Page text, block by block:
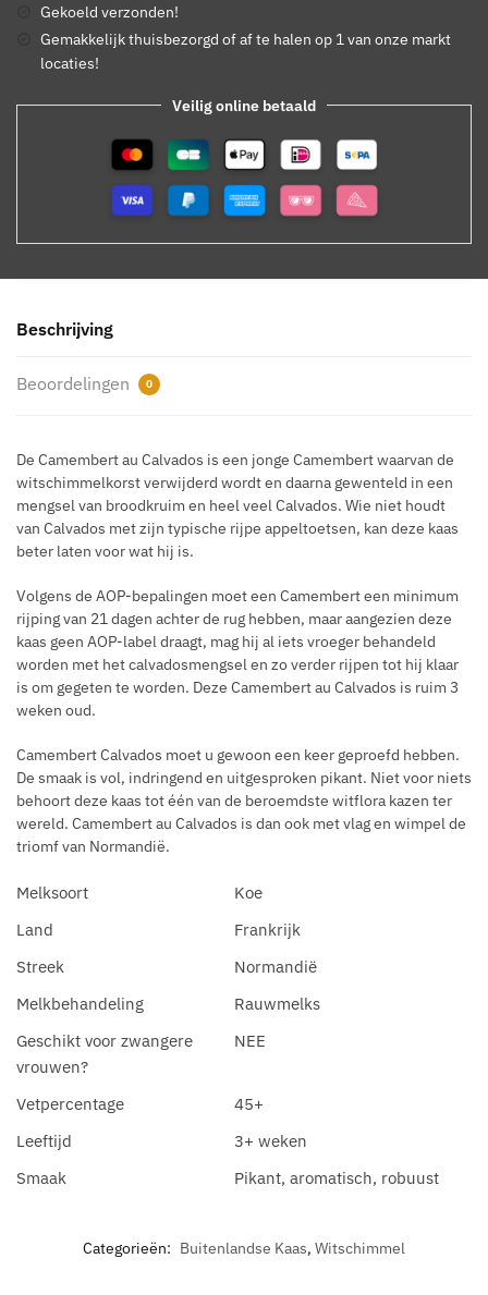
Gekoeld verzonden!
Gemakkelijk thuisbezorgd of af te halen op 1 van onze markt
locaties!
Veilig online betaald
Beschrijving
Beoordelingen 0
De Camembert au Calvados is een jonge Camembert waarvan de
witschimmelkorst verwijderd wordt en daarna gewenteld in een
mengsel van broodkruim en heel veel Calvados. Wie niet houdt
van Calvados met zijn typische rijpe appeltoetsen, kan deze kaas
beter laten voor wat hij is.
Volgens de AOP-bepalingen moet een Camembert een minimum
rijping van 21 dagen achter de rug hebben, maar aangezien deze
kaas geen AOP-label draagt, mag hij al iets vroeger behandeld
worden met het calvadosmengsel en zo verder rijpen tot hij klaar
is om gegeten te worden. Deze Camembert au Calvados is ruim 3
weken oud.
Camembert Calvados moet u gewoon een keer geproefd hebben.
De smaak is vol, indringend en uitgesproken pikant. Niet voor niets
behoort deze kaas tot één van de beroemdste witflora kazen ter
wereld. Camembert au Calvados is dan ook met vlag en wimpel de
triomf van Normandië.
Melksoort
Koe
Land
Frankrijk
Streek
Normandië
Melkbehandeling
Rauwmelks
Geschikt voor zwangere
vrouwen?
NEE
Vetpercentage
45+
Leeftijd
3+ weken
Smaak
Pikant, aromatisch, robuust
Categorieën: Buitenlandse Kaas, Witschimmel